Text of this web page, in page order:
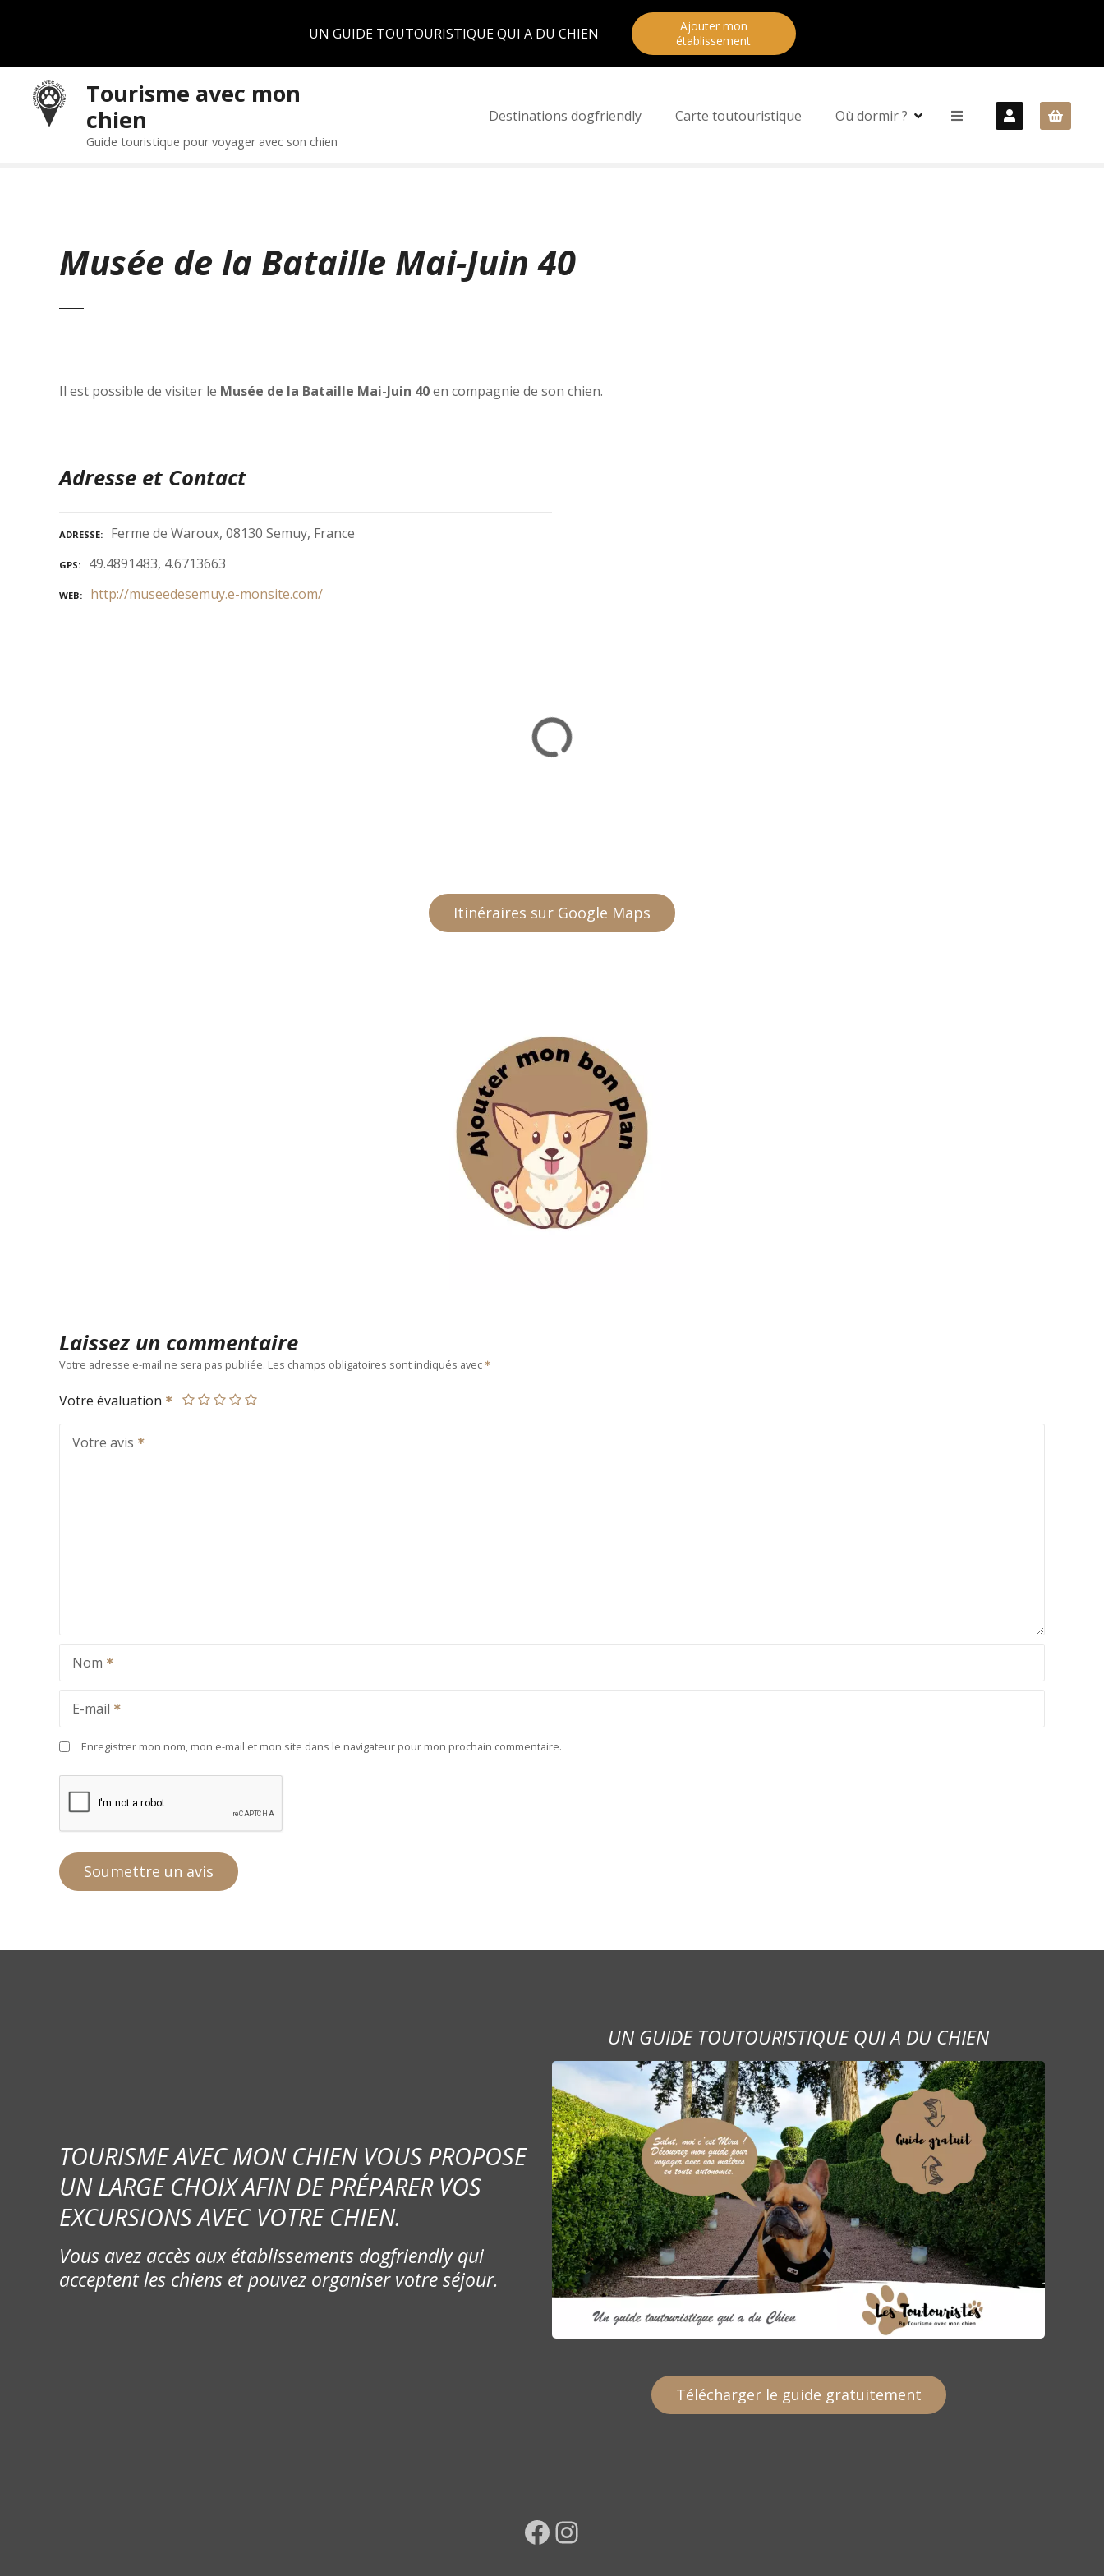
UN GUIDE TOUTOURISTIQUE QUI A DU CHIEN
Ajouter mon
établissement
Tourisme avec mon
chien
Guide touristique pour voyager avec son chien
Destinations dogfriendly Carte toutouristique Où dormir ?
Musée de la Bataille Mai-Juin 40
Il est possible de visiter le Musée de la Bataille Mai-Juin 40en compagnie de son chien.
Adresse et Contact
ADRESSE Ferme de Waroux, 08130 Semuy, France
GPS 49.4891483, 4.6713663
WEB http://museedesemuy.e-monsite.com/
Itinéraires sur Google Maps
Laissez un commentaire
Votre adresse e-mail ne sera pas publiée. Les champs obligatoires sont indiqués avec
Votre évaluation
Votre avis
Nom
E-mail
Enregistrer mon nom, mon e-mail et mon site dans le navigateur pour mon prochain commentaire.
TOURISME AVEC MON CHIEN VOUS PROPOSE
UN LARGE CHOIX AFIN DE PRÉPARER VOS
EXCURSIONS AVEC VOTRE CHIEN.
Vous avez accès aux établissements dogfriendly qui
acceptent les chiens et pouvez organiser votre séjour.
UN GUIDE TOUTOURISTIQUE QUI A DU CHIEN
Télécharger le guide gratuitement
Facebook Instagram